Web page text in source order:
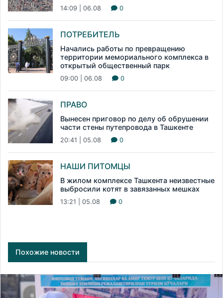
14:09 | 06.08 0
ПОТРЕБИТЕЛЬ
Начались работы по превращению
территории мемориального комплекса в
открытый общественный парк
09:00 | 06.08 0
ПРАВО
Вынесен приговор по делу об обрушении
части стены путепровода в Ташкенте
20:41 | 05.08 0
НАШИ ПИТОМЦЫ
В жилом комплексе Ташкента неизвестные
выбросили котят в завязанных мешках
13:21 | 05.08 0
Похожие новости